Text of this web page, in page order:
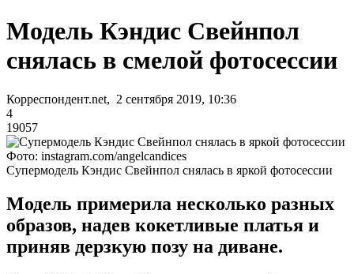
Модель Кэндис Свейнпол
снялась в смелой фотосессии
Корреспондент.net, 2 сентября 2019, 10:36
4
19057
Фото: instagram.com/angelcandices
Супермодель Кэндис Свейнпол снялась в яркой фотосессии
Модель примерила несколько разных
образов, надев кокетливые платья и
приняв дерзкую позу на диване.